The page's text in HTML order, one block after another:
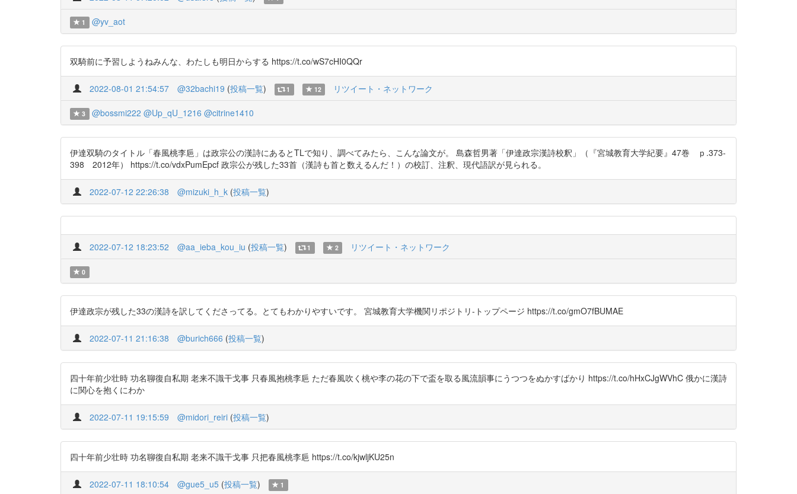
1 @yv_aot
双騎前に予習しようねみんな、わたしも明日からする https://t.co/wS7cHI0QQr
2022-08-01 21:54:57 @32bachi19 (投稿一覧) 1 12 リツイート・ネットワーク
3 @bossmi222 @Up_qU_1216 @citrine1410
伊達双騎のタイトル「春風桃李巵」は政宗公の漢詩にあるとTLで知り、調べてみたら、こんな論文が。 島森哲男著「伊達政宗漢詩校釈」（『宮城教育大学紀要』47巻 ｐ.373-
398 2012年） https://t.co/vdxPumEpcf 政宗公が残した33首（漢詩も首と数えるんだ！）の校訂、注釈、現代語訳が見られる。
2022-07-12 22:26:38 @mizuki_h_k (投稿一覧)
2022-07-12 18:23:52 @aa_ieba_kou_iu (投稿一覧) 1 2 リツイート・ネットワーク
0
伊達政宗が残した33の漢詩を訳してくださってる。とてもわかりやすいです。 宮城教育大学機関リポジトリ-トップページ https://t.co/gmO7fBUMAE
2022-07-11 21:16:38 @burich666 (投稿一覧)
四十年前少壮時 功名聊復自私期 老来不識干戈事 只春風抱桃李巵 ただ春風吹く桃や李の花の下で盃を取る風流韻事にうつつをぬかすばかり https://t.co/hHxCJgWVhC 俄かに漢詩
に関心を抱くにわか
2022-07-11 19:15:59 @midori_reiri (投稿一覧)
四十年前少壮時 功名聊復自私期 老来不識干戈事 只把春風桃李巵 https://t.co/kjwljKU25n
2022-07-11 18:10:54 @gue5_u5 (投稿一覧) 1